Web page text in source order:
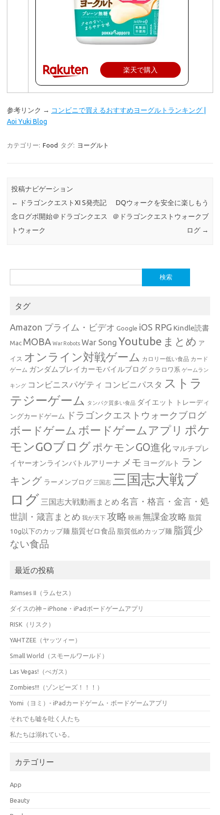
楽天で購入
参考リンク → コンビニで買えるおすすめヨーグルトランキング |
Aoi Yuki Blog
カテゴリー: Food タグ: ヨーグルト
投稿ナビゲーション
←
ドラゴンクエストXI S発売記
念ログボ開始＠ドラゴンクエス
トウォーク
DQウォークを安全に楽しもう
＠ドラゴンクエストウォークブ
ログ →
索:
タグ
Amazon プライム・ビデオ Google iOS RPG Kindle読書
Mac MOBA War Robots War Song Youtube まとめ ア
イス オンライン対戦ゲーム カロリー低い食品 カード
ゲーム ガンダムブレイカーモバイルブログ クラロワ系 ゲームラン
キング コンビニスパゲティ コンビニパスタ ストラ
テジーゲーム
タンパク質多い食品 ダイエット
トレーディ
ングカードゲーム
ドラゴンクエストウォークブログ
ボードゲーム ボードゲームアプリ ポケ
モンGOブログポケモンGO進化 マルチプレ
イヤーオンラインバトルアリーナ メモ ヨーグルト ラン
キング ラーメンブログ 三国志 三国志大戦ブ
ログ 三国志大戦動画まとめ 名言・格言・金言・処
世訓・箴言まとめ 我が天下 攻略 映画 無課金攻略 脂質
10g以下のカップ麺 脂質ゼロ食品 脂質低めカップ麺 脂質少
ない食品
最近の投稿
Ramses II（ラムセス）
ダイスの神 – iPhone・iPadボードゲームアプリ
RISK（リスク）
YAHTZEE（ヤッツィー）
Small World（スモールワールド）
Las Vegas!（べガス）
Zombies!!!（ゾンビーズ！！！）
Yomi（ヨミ）- iPadカードゲーム・ボードゲームアプリ
それでも嘘を吐く人たち
私たちは溺れている。
カテゴリー
App
Beauty